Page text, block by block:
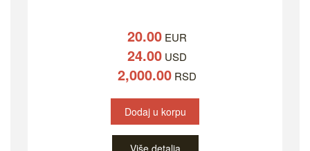
20.00EUR
24.00USD
2,000.00RSD
Dodaj u korpu